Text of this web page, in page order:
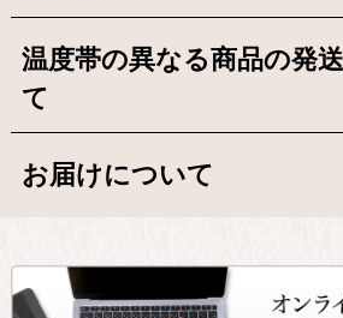
温度帯の異なる商品の発
て
お届けについて